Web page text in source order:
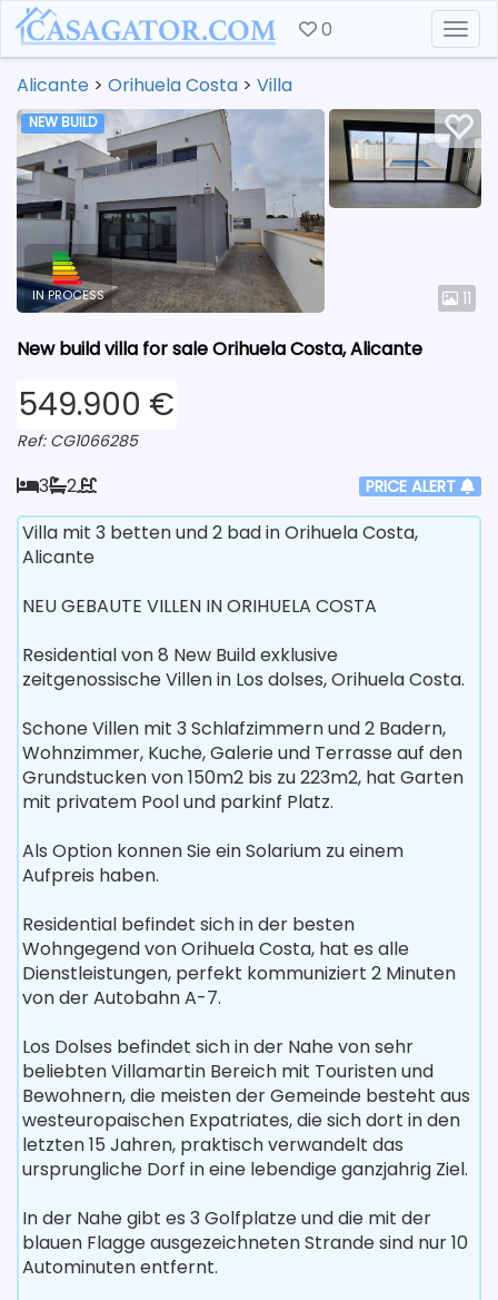
0
Alicante > Orihuela Costa > Villa
11
NEW BUILD
IN PROCESS
New build villa for sale Orihuela Costa, Alicante
549.900 €
Ref: CG1066285
3 2 PRICE ALERT
Villa mit 3 betten und 2 bad in Orihuela Costa,
Alicante
NEU GEBAUTE VILLEN IN ORIHUELA COSTA
Residential von 8 New Build exklusive
zeitgenossische Villen in Los dolses, Orihuela Costa.
Schone Villen mit 3 Schlafzimmern und 2 Badern,
Wohnzimmer, Kuche, Galerie und Terrasse auf den
Grundstucken von 150m2 bis zu 223m2, hat Garten
mit privatem Pool und parkinf Platz.
Als Option konnen Sie ein Solarium zu einem
Aufpreis haben.
Residential befindet sich in der besten
Wohngegend von Orihuela Costa, hat es alle
Dienstleistungen, perfekt kommuniziert 2 Minuten
von der Autobahn A-7.
Los Dolses befindet sich in der Nahe von sehr
beliebten Villamartin Bereich mit Touristen und
Bewohnern, die meisten der Gemeinde besteht aus
westeuropaischen Expatriates, die sich dort in den
letzten 15 Jahren, praktisch verwandelt das
ursprungliche Dorf in eine lebendige ganzjahrig Ziel.
In der Nahe gibt es 3 Golfplatze und die mit der
blauen Flagge ausgezeichneten Strande sind nur 10
Autominuten entfernt.